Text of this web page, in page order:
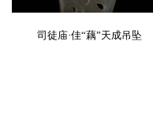
司徒庙·佳“藕”天成吊坠